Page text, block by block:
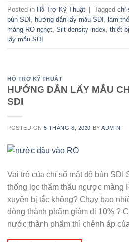
Posted in Hỗ Trợ Kỹ Thuật Tagged chỉ
bùn SDI , hướng dẫn lấy mẫu SDI , làm
màng RO nghẹt, Silt density index, thiết
lấy mẫu SDI
HỖ TRỢ KỸ THUẬT
HƯỚNG DẪN LẤY MẪU
SDI
POSTED ON 5 THÁNG 8, 2020 BYADMIN
Vai trò của chỉ số mật độ bùn SDI
thống lọc thẩm thấu ngược màng
xuyên bị tắc không? Chạy bao
dòng thành phẩm giảm đi 10% ?
nước thành phẩm thì chênh áp